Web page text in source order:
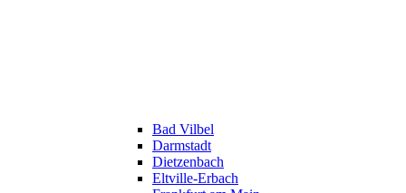
Bad Vilbel
Darmstadt
Dietzenbach
Eltville-Erbach